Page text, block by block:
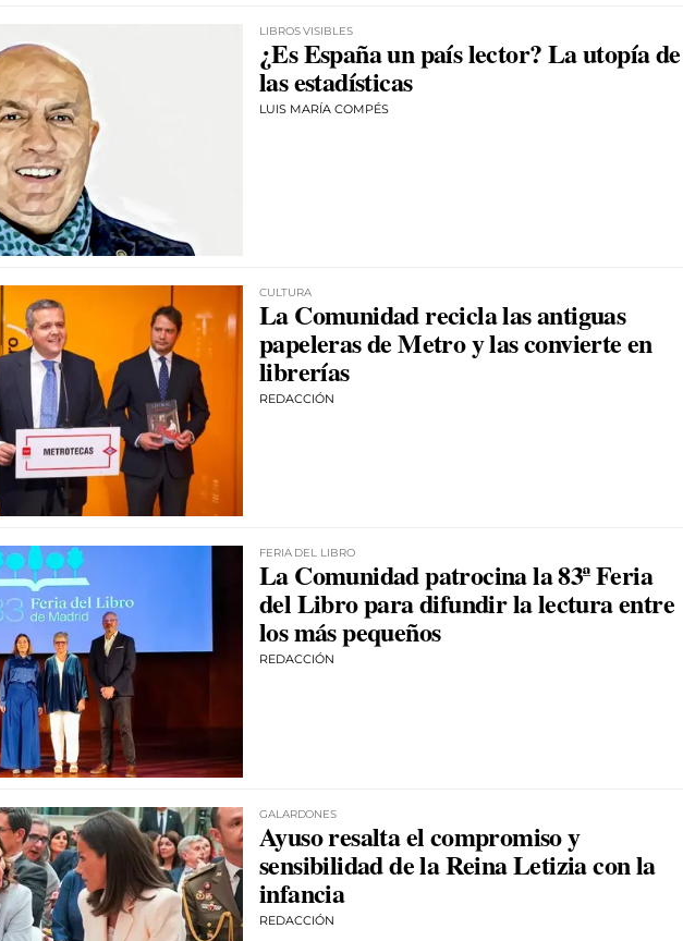
LIBROS VISIBLES
¿Es España un país lector? La utopía de
las estadísticas
LUIS MARÍA COMPÉS
CULTURA
La Comunidad recicla las antiguas
papeleras de Metro y las convierte en
librerías
REDACCIÓN
FERIA DEL LIBRO
La Comunidad patrocina la 83ª Feria
del Libro para difundir la lectura entre
los más pequeños
REDACCIÓN
GALARDONES
Ayuso resalta el compromiso y
sensibilidad de la Reina Letizia con la
infancia
REDACCIÓN